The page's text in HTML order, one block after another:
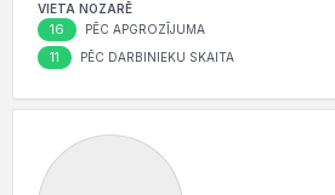
VIETA NOZARĒ
16 PĒC APGROZĪJUMA
11 PĒC DARBINIEKU SKAITA